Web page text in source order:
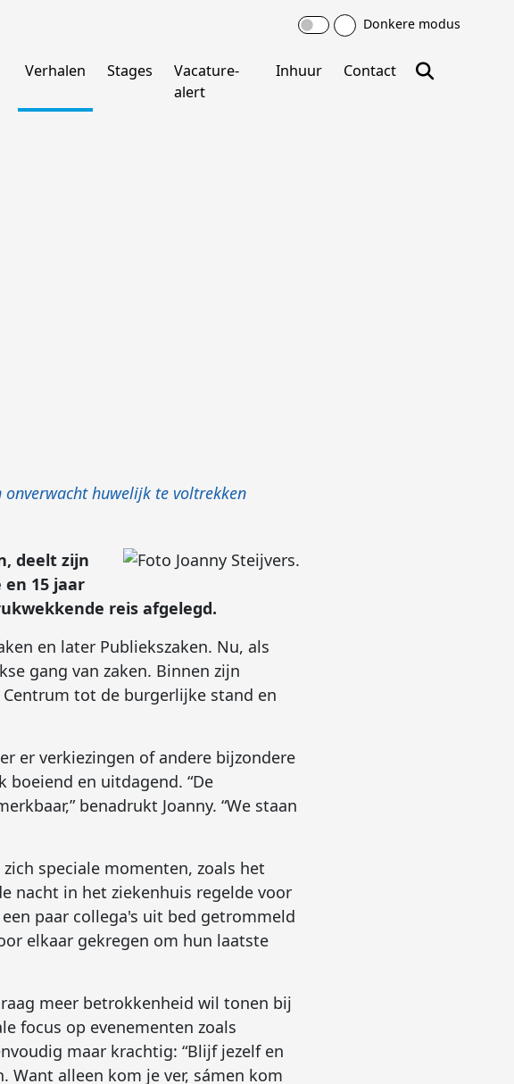
Donkere modus
Verhalen Stages
Vacature-
alert
Inhuur Contact
onverwacht huwelijk te voltrekken
deelt zijn
15 jaar
reis afgelegd.
en later Publiekszaken. Nu, als
gang van zaken. Binnen zijn
tot de burgerlijke stand en
er verkiezingen of andere bijzondere
boeiend en uitdagend. “De
benadrukt Joanny. “We staan
speciale momenten, zoals het
nacht in het ziekenhuis regelde voor
paar collega's uit bed getrommeld
elkaar gekregen om hun laatste
meer betrokkenheid wil tonen bij
focus op evenementen zoals
maar krachtig: “Blijf jezelf en
Want alleen kom je ver, sámen kom